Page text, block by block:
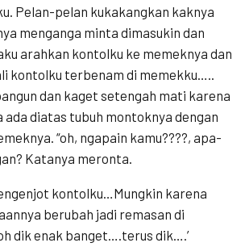
Pelan-pelan kukakangkan kaknya
menganga minta dimasukin dan
arahkan kontolku ke memeknya dan
kontolku terbenam di memekku…..
dan kaget setengah mati karena
ada diatas tubuh montoknya dengan
“oh, ngapain kamu????, apa-
Katanya meronta.
kontolku…Mungkin karena
berubah jadi remasan di
dik enak banget….terus dik….’